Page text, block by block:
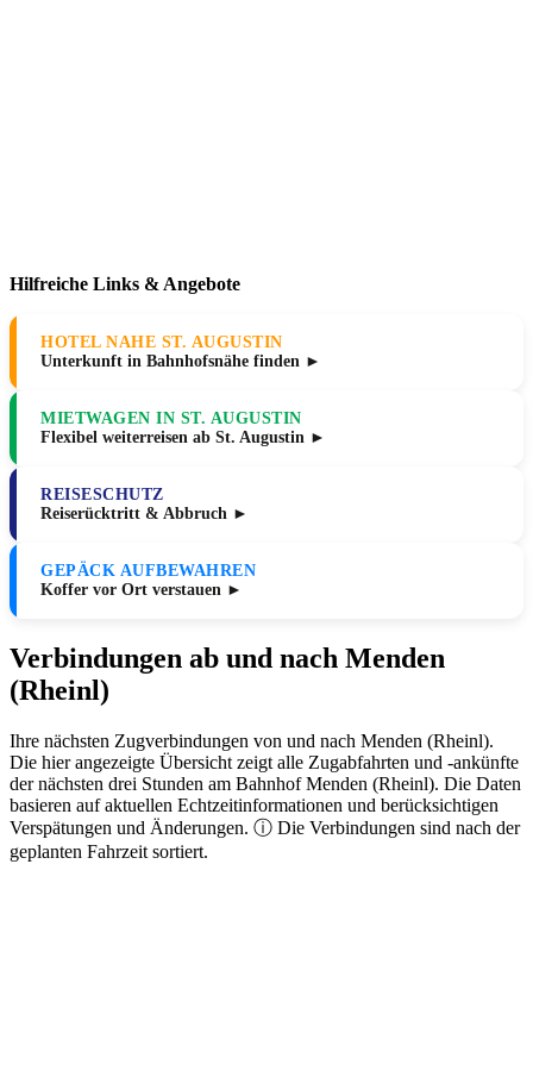
Hilfreiche Links & Angebote
HOTEL NAHE ST. AUGUSTIN
Unterkunft in Bahnhofsnähe finden ►
MIETWAGEN IN ST. AUGUSTIN
Flexibel weiterreisen ab St. Augustin ►
REISESCHUTZ
Reiserücktritt & Abbruch ►
GEPÄCK AUFBEWAHREN
Koffer vor Ort verstauen ►
Verbindungen ab und nach Menden
(Rheinl)
Ihre nächsten Zugverbindungen von und nach Menden (Rheinl).
Die hier angezeigte Übersicht zeigt alle Zugabfahrten und -ankünfte
der nächsten drei Stunden am Bahnhof Menden (Rheinl). Die Daten
basieren auf aktuellen Echtzeitinformationen und berücksichtigen
Verspätungen und Änderungen. ⓘ Die Verbindungen sind nach der
geplanten Fahrzeit sortiert.